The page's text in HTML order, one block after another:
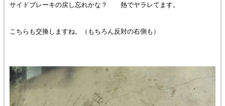
サイドブレーキの戻し忘れかな？ 熱でヤラレてます。
こちらも交換しますね。（もちろん反対の右側も）